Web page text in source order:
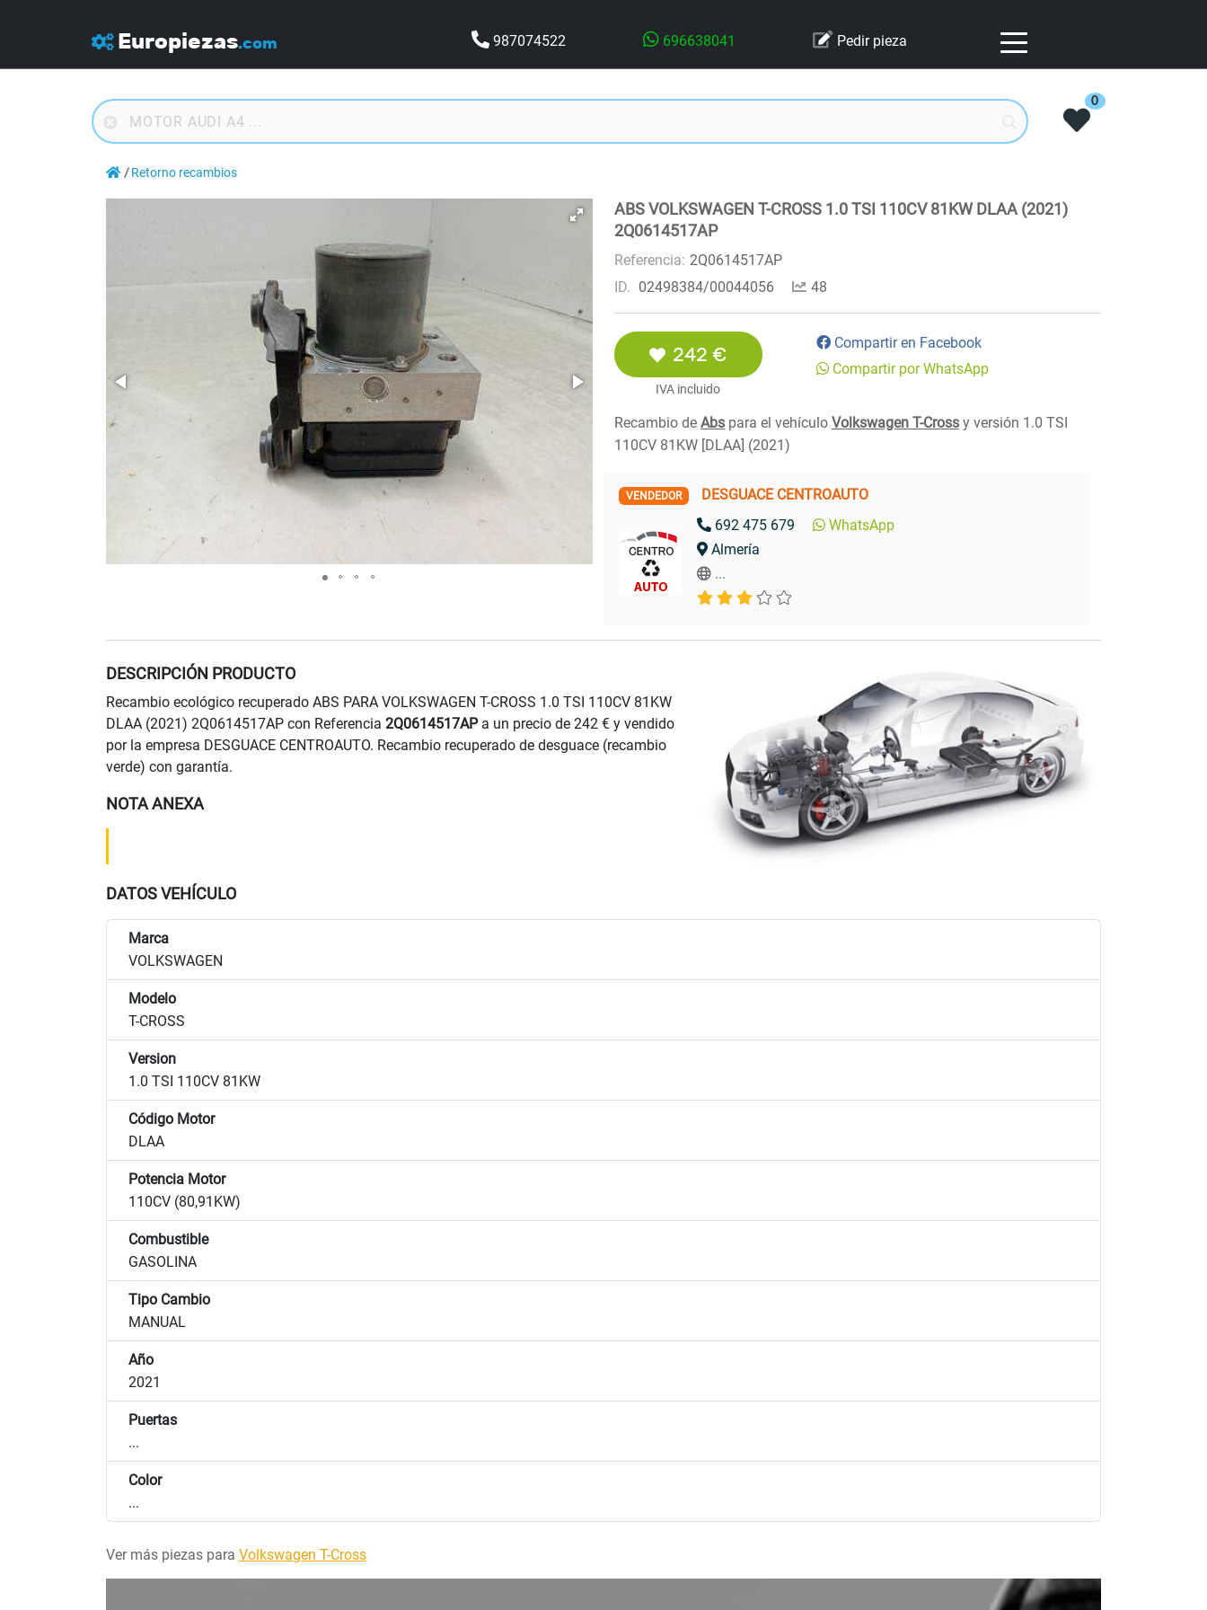
Europiezas.com 987074522 696638041 Pedir pieza
0
Retorno recambios
ABS VOLKSWAGEN T-CROSS 1.0 TSI 110CV 81KW DLAA (2021)
2Q0614517AP
Referencia: 2Q0614517AP
ID. 02498384/00044056 48
242 €
IVA incluido
Compartir en Facebook
Compartir por WhatsApp
Recambio de Abs para el vehículo Volkswagen T-Cross y versión 1.0 TSI
110CV 81KW [DLAA] (2021)
VENDEDOR
DESGUACE CENTROAUTO
692 475 679
WhatsApp
Almería
...
DESCRIPCIÓN PRODUCTO
Recambio ecológico recuperado ABS PARA VOLKSWAGEN T-CROSS 1.0 TSI 110CV 81KW
DLAA (2021) 2Q0614517AP con Referencia 2Q0614517APa un precio de 242 € y vendido
por la empresa DESGUACE CENTROAUTO. Recambio recuperado de desguace (recambio
verde) con garantía.
NOTA ANEXA
DATOS VEHÍCULO
Marca
VOLKSWAGEN
Modelo
T-CROSS
Version
1.0 TSI 110CV 81KW
Código Motor
DLAA
Potencia Motor
110CV (80,91KW)
Combustible
GASOLINA
Tipo Cambio
MANUAL
Año
2021
Puertas
...
Color
...
Ver más piezas para Volkswagen T-Cross